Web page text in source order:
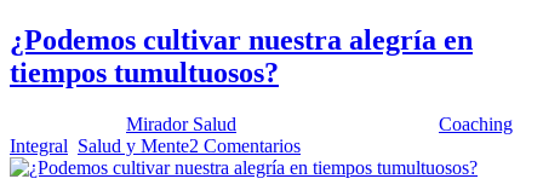
¿Podemos cultivar nuestra alegría en
tiempos tumultuosos?
Mirador Salud
Coaching
Integral Salud y Mente2 Comentarios